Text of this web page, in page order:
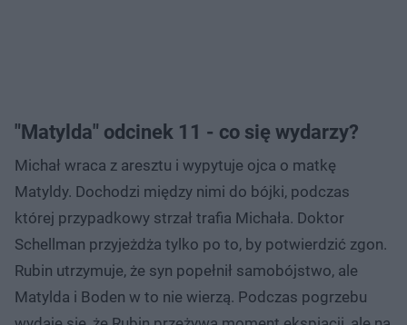
"Matylda" odcinek 11 - co się wydarzy?
Michał wraca z aresztu i wypytuje ojca o matkę
Matyldy. Dochodzi między nimi do bójki, podczas
której przypadkowy strzał trafia Michała. Doktor
Schellman przyjeżdża tylko po to, by potwierdzić zgon.
Rubin utrzymuje, że syn popełnił samobójstwo, ale
Matylda i Boden w to nie wierzą. Podczas pogrzebu